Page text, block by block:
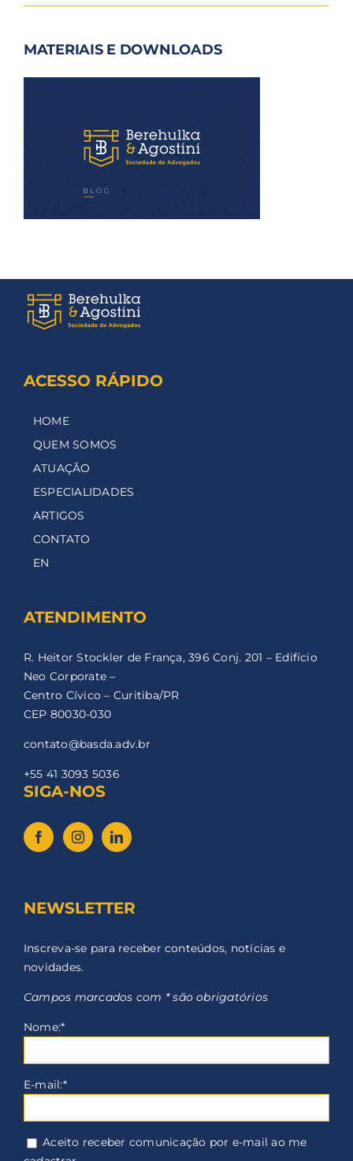
MATERIAIS E DOWNLOADS
ACESSO RÁPIDO
HOME
QUEM SOMOS
ATUAÇÃO
ESPECIALIDADES
ARTIGOS
CONTATO
EN
ATENDIMENTO
R. Heitor Stockler de França, 396 Conj. 201 – Edifício
Neo Corporate –
Centro Cívico – Curitiba/PR
CEP 80030-030
contato@basda.adv.br
+55 41 3093 5036
SIGA-NOS
NEWSLETTER
Inscreva-se para receber conteúdos, notícias e
novidades.
Campos marcados com * são obrigatórios
Nome:*
E-mail:*
Aceito receber comunicação por e-mail ao me